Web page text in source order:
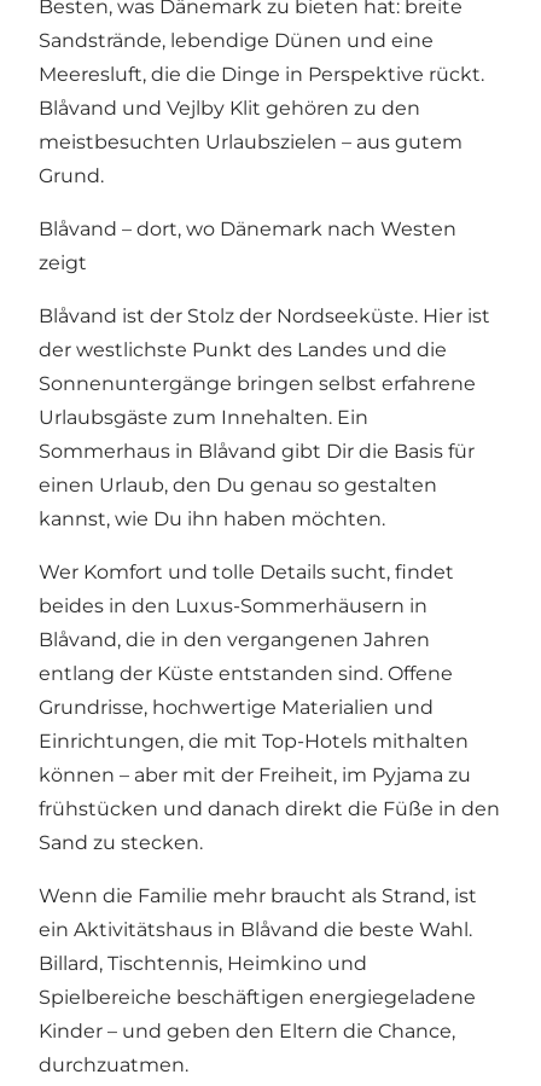
Besten, was Dänemark zu bieten hat: breite
Sandstrände, lebendige Dünen und eine
Meeresluft, die die Dinge in Perspektive rückt.
Blåvand und Vejlby Klit gehören zu den
meistbesuchten Urlaubszielen – aus gutem
Grund.
Blåvand – dort, wo Dänemark nach Westen
zeigt
Blåvand ist der Stolz der Nordseeküste. Hier ist
der westlichste Punkt des Landes und die
Sonnenuntergänge bringen selbst erfahrene
Urlaubsgäste zum Innehalten. Ein
Sommerhaus in Blåvand gibt Dir die Basis für
einen Urlaub, den Du genau so gestalten
kannst, wie Du ihn haben möchten.
Wer Komfort und tolle Details sucht, findet
beides in den Luxus-Sommerhäusern in
Blåvand, die in den vergangenen Jahren
entlang der Küste entstanden sind. Offene
Grundrisse, hochwertige Materialien und
Einrichtungen, die mit Top-Hotels mithalten
können – aber mit der Freiheit, im Pyjama zu
frühstücken und danach direkt die Füße in den
Sand zu stecken.
Wenn die Familie mehr braucht als Strand, ist
ein Aktivitätshaus in Blåvand die beste Wahl.
Billard, Tischtennis, Heimkino und
Spielbereiche beschäftigen energiegeladene
Kinder – und geben den Eltern die Chance,
durchzuatmen.